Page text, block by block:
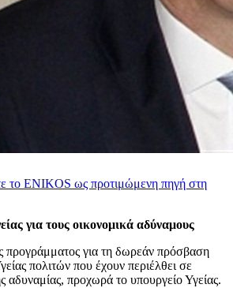
το ENIKOS ως προτιμώμενη πηγή στη
για τους οικονομικά αδύναμους
προγράμματος για τη δωρεάν πρόσβαση
πολιτών που έχουν περιέλθει σε
αδυναμίας, προχωρά το υπουργείο Υγείας.